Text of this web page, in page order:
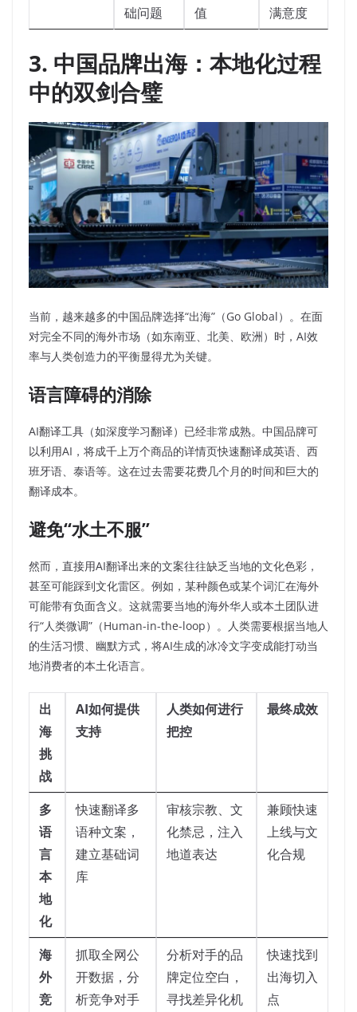
础问题
值
满意度
3. 中国品牌出海：本地化过程
中的双剑合璧
当前，越来越多的中国品牌选择“出海”（Go Global）。在面
对完全不同的海外市场（如东南亚、北美、欧洲）时，AI效
率与人类创造力的平衡显得尤为关键。
语言障碍的消除
AI翻译工具（如深度学习翻译）已经非常成熟。中国品牌可
以利用AI，将成千上万个商品的详情页快速翻译成英语、西
班牙语、泰语等。这在过去需要花费几个月的时间和巨大的
翻译成本。
避免“水土不服”
然而，直接用AI翻译出来的文案往往缺乏当地的文化色彩，
甚至可能踩到文化雷区。例如，某种颜色或某个词汇在海外
可能带有负面含义。这就需要当地的海外华人或本土团队进
行“人类微调”（Human-in-the-loop）。人类需要根据当地人
的生活习惯、幽默方式，将AI生成的冰冷文字变成能打动当
地消费者的本土化语言。
出
海
挑
战
AI如何提供
支持
人类如何进行
把控
最终成效
多
语
言
本
地
化
快速翻译多
语种文案，
建立基础词
库
审核宗教、文
化禁忌，注入
地道表达
兼顾快速
上线与文
化合规
海
外
竞
抓取全网公
开数据，分
析竞争对手
分析对手的品
牌定位空白，
寻找差异化机
快速找到
出海切入
点